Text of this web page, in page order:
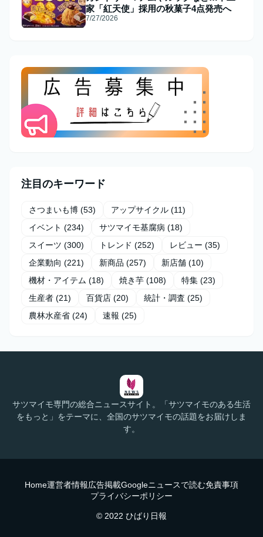
家「紅天使」採用の秋菓子4点発売へ
7/27/2026
注目のキーワード
さつまいも博 (53) アップサイクル (11)
イベント (234) サツマイモ基腐病 (18)
スイーツ (300) トレンド (252) レビュー (35)
企業動向 (221) 新商品 (257) 新店舗 (10)
機材・アイテム (18) 焼き芋 (108) 特集 (23)
生産者 (21) 百貨店 (20) 統計・調査 (25)
農林水産省 (24) 速報 (25)
サツマイモ専門の総合ニュースサイト。「サツマイモのある生活
をもっと」をテーマに、全国のサツマイモの話題をお届けしま
す。
© 2022 ひばり日報
Home運営者情報広告掲載Googleニュースで読む免責事項
プライバシーポリシー